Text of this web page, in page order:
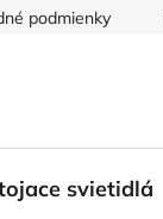
podmienky
svietidlá